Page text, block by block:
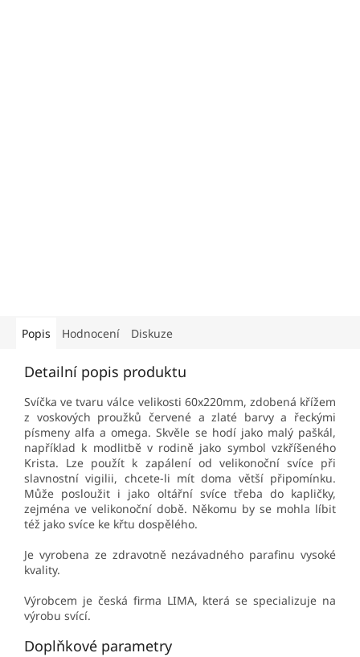
Popis Hodnocení Diskuze
Detailní popis produktu
Svíčka ve tvaru válce velikosti 60x220mm, zdobená křížem
z voskových proužků červené a zlaté barvy a řeckými
písmeny alfa a omega. Skvěle se hodí jako malý paškál,
například k modlitbě v rodině jako symbol vzkříšeného
Krista. Lze použít k zapálení od velikonoční svíce při
slavnostní vigilii, chcete-li mít doma větší připomínku.
Může posloužit i jako oltářní svíce třeba do kapličky,
zejména ve velikonoční době. Někomu by se mohla líbit
též jako svíce ke křtu dospělého.
Je vyrobena ze zdravotně nezávadného parafinu vysoké
kvality.
Výrobcem je česká firma LIMA, která se specializuje na
výrobu svící.
Doplňkové parametry